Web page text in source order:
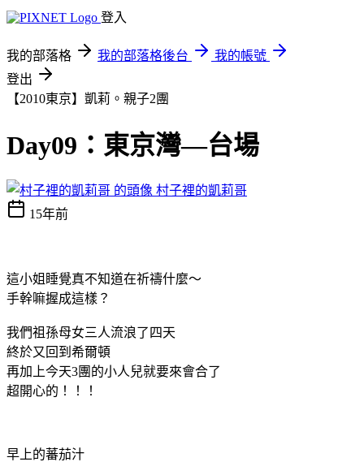
登入
我的部落格 我的部落格後台
我的帳號
登出
【2010東京】凱莉。親子2團
Day09：東京灣—台場
村子裡的凱莉哥
15年前
這小姐睡覺真不知道在祈禱什麼～
手幹嘛握成這樣？
我們祖孫母女三人流浪了四天
終於又回到希爾頓
再加上今天3團的小人兒就要來會合了
超開心的！！！
早上的蕃茄汁